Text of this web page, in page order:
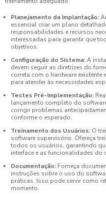
Planejamento da Implantação:
essencial criar um plano
responsabilidades e recursos
interessadas para garantir que
objetivos.
Configuração do Sistema:A
devem seguir as diretrizes do
correta com o hardware
para atender às necessidades
Testes Pré-Implementação:
lançamento completo do
corrigir problemas
conforme o esperado.
Treinamento dos Usuários: O
software supervisório. Ofereça
todos os usuários, garantindo
interface e as funcionalidades do
Documentação: Forneça
instruções sobre o uso do
práticas. Isso pode servir como
momento.